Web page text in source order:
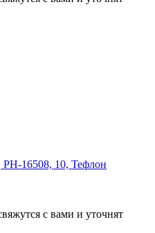
16508, 10, Тефлон
с вами и уточнят